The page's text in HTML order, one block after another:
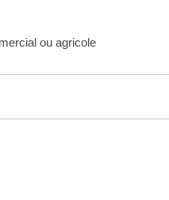
ou agricole